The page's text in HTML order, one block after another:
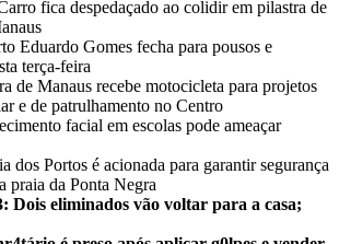
fica despedaçado ao colidir em pilastra de
Eduardo Gomes fecha para pousos e
terça-feira
de Manaus recebe motocicleta para projetos
e de patrulhamento no Centro
facial em escolas pode ameaçar
dos Portos é acionada para garantir segurança
praia da Ponta Negra
Dois eliminados vão voltar para a casa;